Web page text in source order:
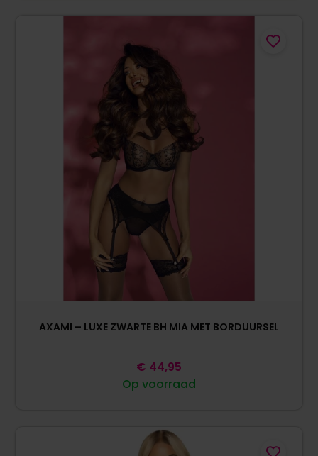
AXAMI – LUXE ZWARTE BH MIA MET BORDUURSEL
Op voorraad
€ 44,95